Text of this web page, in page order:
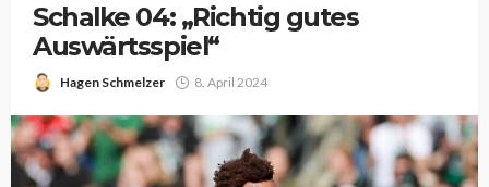
Schalke 04: „Richtig gutes
Auswärtsspiel“
Hagen Schmelzer 8. April 2024